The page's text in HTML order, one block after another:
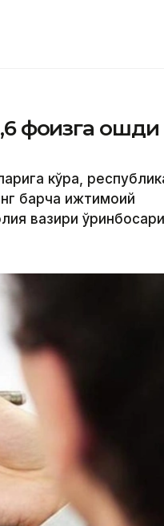
фоизга ошди
кўра,
барча ижтимоий
вазири ўринбосари